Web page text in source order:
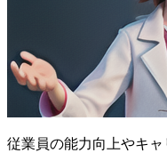
従業員の能力向上やキ